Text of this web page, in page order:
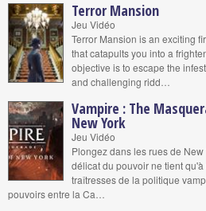
Terror Mansion
Jeu Vidéo
Terror Mansion is an exciting
that catapults you into a
objective is to escape the
and challenging ridd…
Vampire : The
New York
Jeu Vidéo
Plongez dans les rues de
délicat du pouvoir ne tient
traîtresses de la politique
pouvoirs entre la Ca…